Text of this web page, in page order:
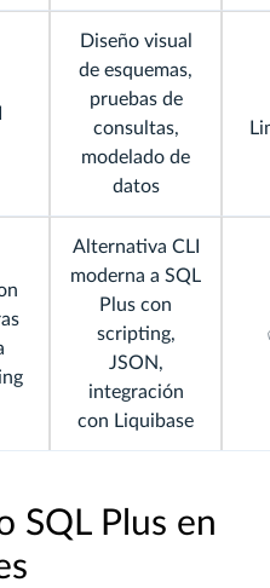
Diseño visual
de esquemas,
pruebas de
consultas,
modelado de
datos
Alternativa CLI
moderna a SQL
Plus con
scripting,
JSON,
integración
con Liquibase
SQL Plus en